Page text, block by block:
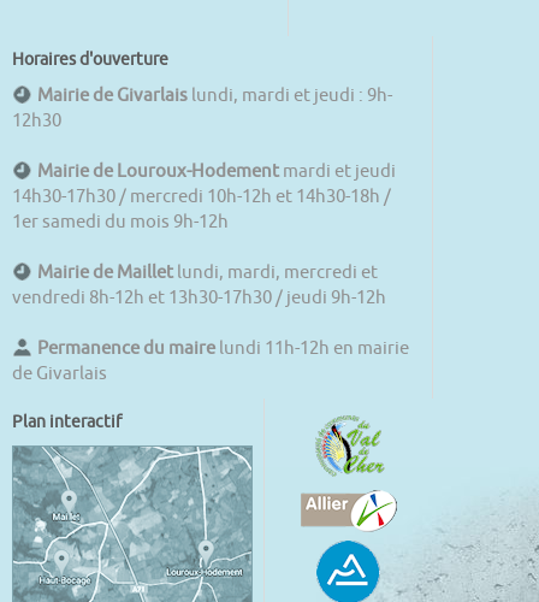
Horaires d'ouverture
Mairie de Givarlais lundi, mardi et jeudi : 9h-
12h30
Mairie de Louroux-Hodement mardi et jeudi
14h30-17h30 / mercredi 10h-12h et 14h30-18h /
1er samedi du mois 9h-12h
Mairie de Maillet lundi, mardi, mercredi et
vendredi 8h-12h et 13h30-17h30 / jeudi 9h-12h
Permanence du maire lundi 11h-12h en mairie
de Givarlais
Plan interactif